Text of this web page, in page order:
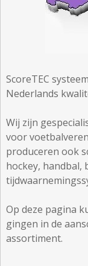
ScoreTEC
Nederlands
Wij zijn
voor
produceren ook
hockey, handbal,
Op deze pagina
gingen in de
assortiment.